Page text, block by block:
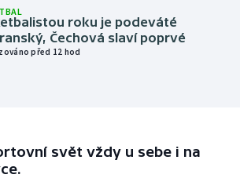
roku je podeváté
Čechová slaví poprvé
před 12 hod
svět vždy u sebe i na